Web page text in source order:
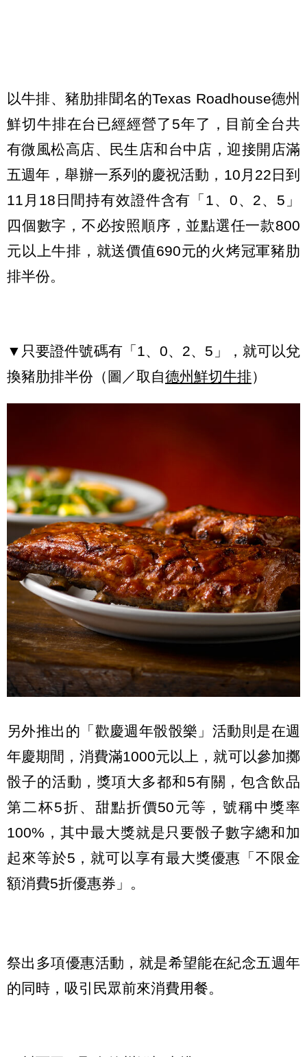
以牛排、豬肋排聞名的Texas Roadhouse德州
鮮切牛排在台已經經營了5年了，目前全台共
有微風松高店、民生店和台中店，迎接開店滿
五週年，舉辦一系列的慶祝活動，10月22日到
11月18日間持有效證件含有「1、0、2、5」
四個數字，不必按照順序，並點選任一款800
元以上牛排，就送價值690元的火烤冠軍豬肋
排半份。
▼只要證件號碼有「1、0、2、5」，就可以兌
換豬肋排半份（圖／取自德州鮮切牛排）
另外推出的「歡慶週年骰骰樂」活動則是在週
年慶期間，消費滿1000元以上，就可以參加擲
骰子的活動，獎項大多都和5有關，包含飲品
第二杯5折、甜點折價50元等，號稱中獎率
100%，其中最大獎就是只要骰子數字總和加
起來等於5，就可以享有最大獎優惠「不限金
額消費5折優惠券」。
祭出多項優惠活動，就是希望能在紀念五週年
的同時，吸引民眾前來消費用餐。